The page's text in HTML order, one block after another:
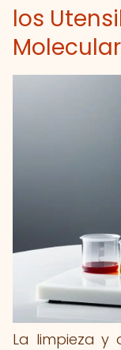
los
Molecular
La limpieza y